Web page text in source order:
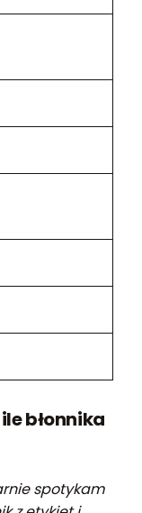
błonnika
spotykam